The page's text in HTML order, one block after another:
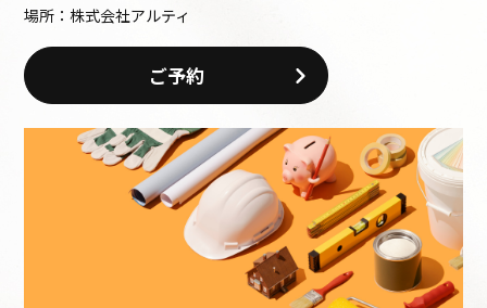
場所：株式会社アルティ
ご予約